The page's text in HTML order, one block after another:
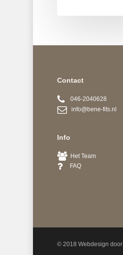
Contact
046-2040628
info@bene-fits.nl
Info
Het Team
FAQ
© 2018 Webdesign door